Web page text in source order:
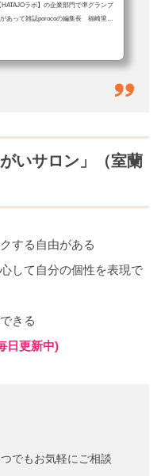
ラボ】の企業部門で準グランプ
あって雑誌porocoの編集長 福崎里美
おたがいサロンでは当たり前のこと
感もない。きっと、他の会社も同じよう
いサロン」（室蘭
する自由がある
して自分の個性を表現で
きる
日更新中)
でもお気軽にご相談